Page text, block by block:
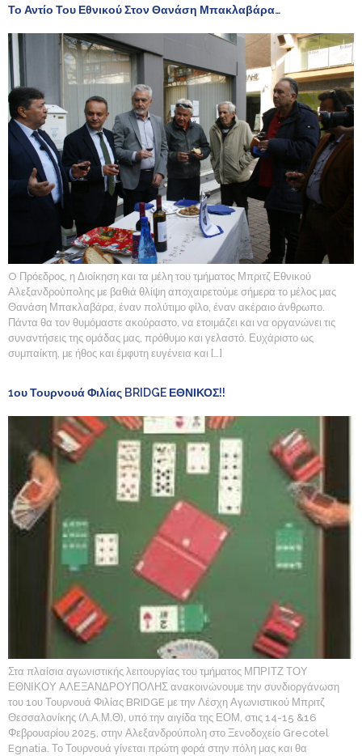
Το Αντίο Του Εθνικού Στον Θανάση Μπακλαβάρα…
O Πρόεδρος, η Διοίκηση και τα μέλη του τμήματος Μπριτζ Εθνικού
Αλεξανδρούπολης με βαθιά θλίψη αποχαιρετούμε σήμερα το μέλος μας
Θανάση Μπακλαβάρα, έναν πολύτιμο φίλο, έναν ακέραιο άνθρωπο.
Πάντα θα τον θυμόμαστε ακούραστο, να ετοιμάζει και να οργανώνει τις
συναντήσεις της ομάδας μας, πρόθυμο και γελαστό. Ευχάριστο ως
συμπαίκτη, με ήθος και έμφυτη ευγένεια και […]
1ου Τουρνουά Φιλίας BRIDGE ΕΘΝΙΚΟΣ!!
Στα πλαίσια αγωνιστικής λειτουργίας του τμήματος ΜΠΡΙΤΖ ΤΟΥ
ΕΘΝΙΚΟΥ ΑΛΕΞΑΝΔΡΟΥΠΟΛΗΣ ανακοινώνουμε την συνδιοργάνωση
του 1ου Τουρνουά Φιλίας BRIDGE με την Λέσχη Αγωνιστικού Μπριτζ
Θεσσαλονίκης (Λ.Α.Μ.Θ), υπό την αιγίδα της ΕΟΜ, στις 14-15 &16
Φεβρουαρίου 2025, στην Αλεξανδρούπολη στο Ξενοδοχείο Grecotel
Egnatia. Το Τουρνουά γίνεται πρώτη φορά στην πόλη μας και θα